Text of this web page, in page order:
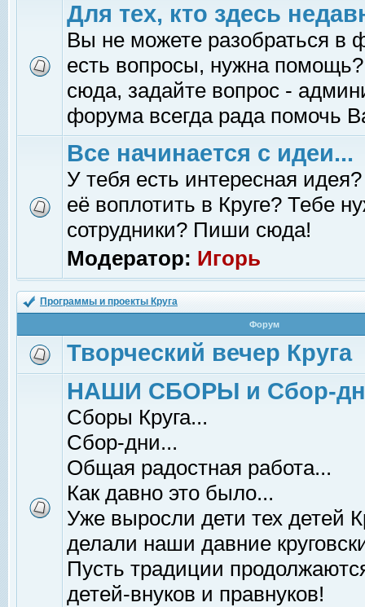
Для тех, кто здесь
Вы не можете разобраться в
есть вопросы, нужна помощь?
сюда, задайте вопрос -
форума всегда рада помочь
Все начинается с идеи...
У тебя есть интересная
её воплотить в Круге? Тебе
сотрудники? Пиши сюда!
Модератор: Игорь
Программы и проекты Круга
Форум
Творческий вечер Круга
НАШИ СБОРЫ и Сбор-
Сборы Круга...
Сбор-дни...
Общая радостная работа...
Как давно это было...
Уже выросли дети тех детей
делали наши давние
Пусть традиции
детей-внуков и правнуков!